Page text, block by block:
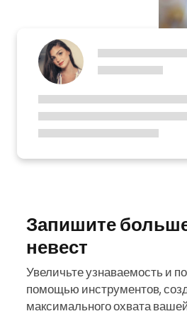
Запишите
невест
Увеличьте узнаваемость и
помощью инструментов,
максимального охвата